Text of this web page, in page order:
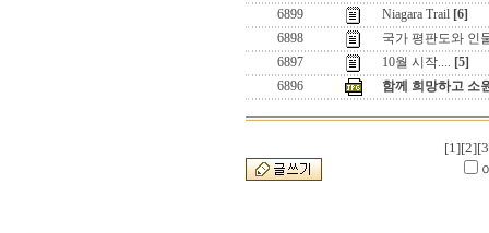
6899
Niagara Trail [6]
6898
국가 평판도와 인
6897
10월 시작.... [5]
6896
함께 희망하고 소
[1][2]